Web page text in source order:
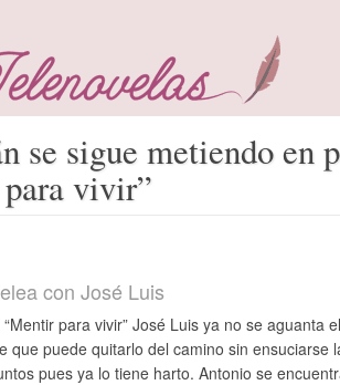
se sigue metiendo en
vivir”
con José Luis
para vivir” José Luis ya no se aguanta
que puede quitarlo del camino sin ensuciarse
pues ya lo tiene harto. Antonio se